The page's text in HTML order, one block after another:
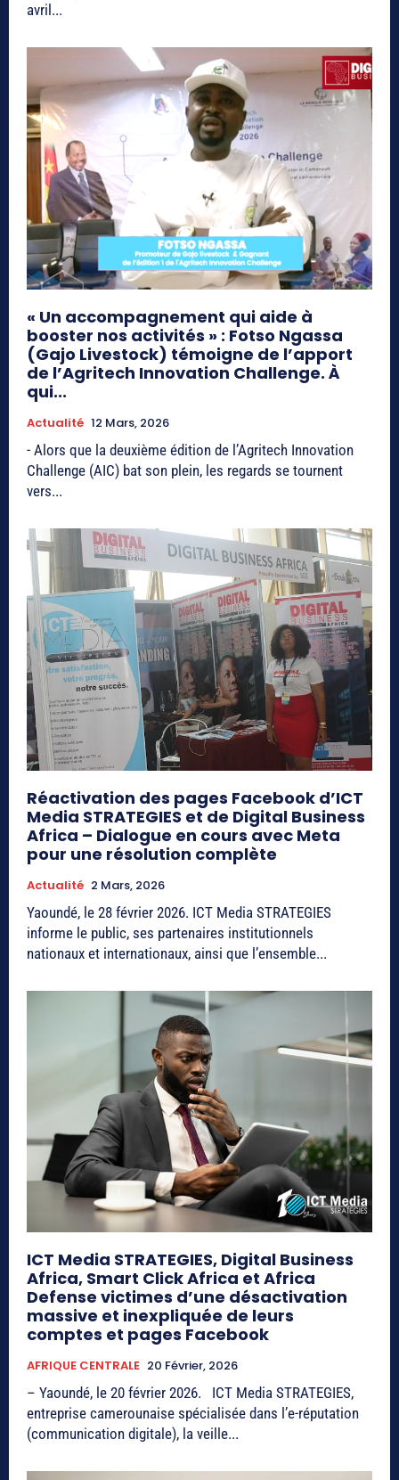
avril...
« Un accompagnement qui aide à
booster nos activités » : Fotso Ngassa
(Gajo Livestock) témoigne de l’apport
de l’Agritech Innovation Challenge. À
qui...
Actualité 12 Mars, 2026
- Alors que la deuxième édition de l’Agritech Innovation
Challenge (AIC) bat son plein, les regards se tournent
vers...
Réactivation des pages Facebook d’ICT
Media STRATEGIES et de Digital Business
Africa – Dialogue en cours avec Meta
pour une résolution complète
Actualité 2 Mars, 2026
Yaoundé, le 28 février 2026. ICT Media STRATEGIES
informe le public, ses partenaires institutionnels
nationaux et internationaux, ainsi que l’ensemble...
ICT Media STRATEGIES, Digital Business
Africa, Smart Click Africa et Africa
Defense victimes d’une désactivation
massive et inexpliquée de leurs
comptes et pages Facebook
AFRIQUE CENTRALE 20 Février, 2026
– Yaoundé, le 20 février 2026. ICT Media STRATEGIES,
entreprise camerounaise spécialisée dans l’e-réputation
(communication digitale), la veille...